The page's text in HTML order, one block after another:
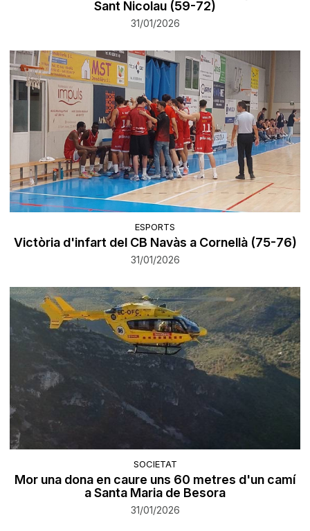
Sant Nicolau (59-72)
31/01/2026
ESPORTS
Victòria d'infart del CB Navàs a Cornellà (75-76)
31/01/2026
SOCIETAT
Mor una dona en caure uns 60 metres d'un camí
a Santa Maria de Besora
31/01/2026